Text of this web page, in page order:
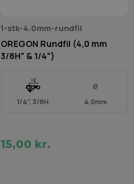
1-stk-4.0mm-rundfil
OREGON Rundfil (4,0 mm
3/8H" & 1/4")
1/4", 3/8H
Ø
4,0mm
15,00 kr.